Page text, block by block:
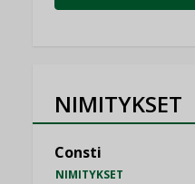
NIMITYKSET
Consti
NIMITYKSET